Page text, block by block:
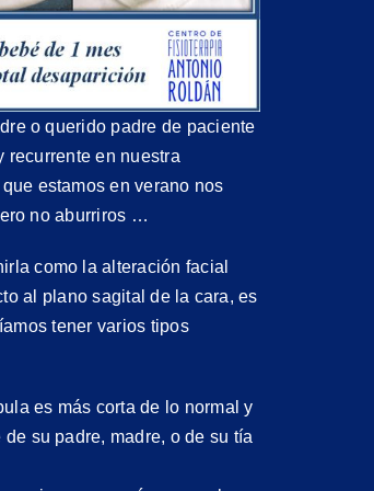
o querido padre de paciente
recurrente en nuestra
estamos en verano nos
no aburriros …
como la alteración facial
al plano sagital de la cara, es
tener varios tipos
es más corta de lo normal y
su padre, madre, o de su tía